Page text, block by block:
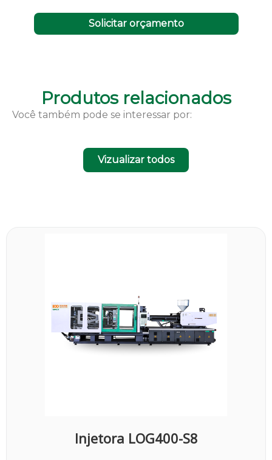
Solicitar orçamento
Produtos relacionados
Você também pode se interessar por:
Vizualizar todos
Injetora LOG400-S8